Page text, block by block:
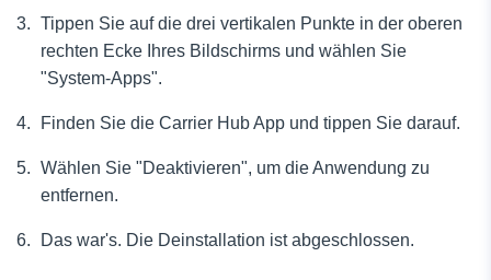
Tippen Sie auf die drei vertikalen Punkte in der oberen
rechten Ecke Ihres Bildschirms und wählen Sie
"System-Apps".
Finden Sie die Carrier Hub App und tippen Sie darauf.
Wählen Sie "Deaktivieren", um die Anwendung zu
entfernen.
Das war's. Die Deinstallation ist abgeschlossen.